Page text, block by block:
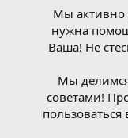
Мы активно
нужна
Ваша! Не
Мы
советами!